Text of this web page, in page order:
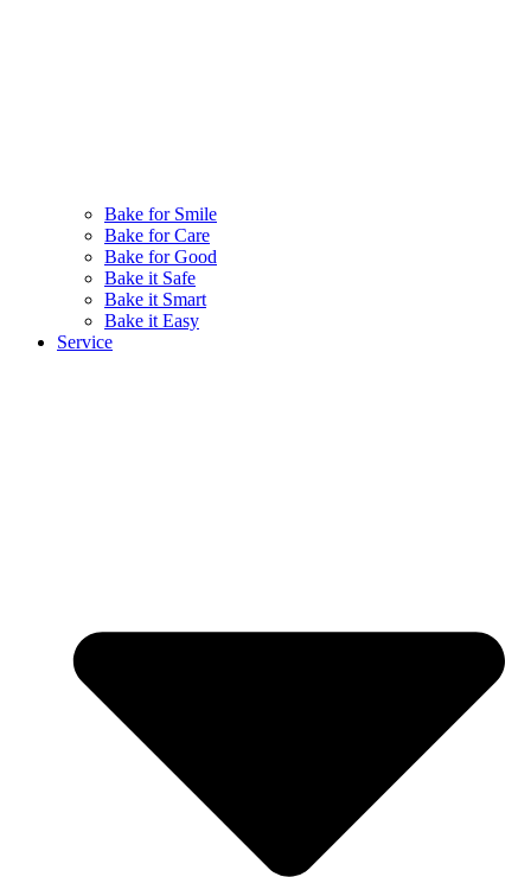
Bake for Smile
Bake for Care
Bake for Good
Bake it Safe
Bake it Smart
Bake it Easy
Service